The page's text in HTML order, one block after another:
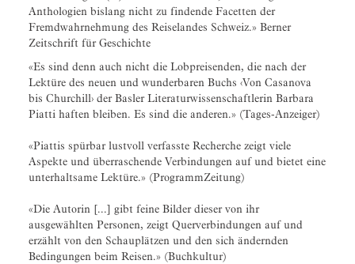
Anthologien bislang nicht zu findende Facetten der
Fremdwahrnehmung des Reiselandes Schweiz.» Berner
Zeitschrift für Geschichte
«Es sind denn auch nicht die Lobpreisenden, die nach der
Lektüre des neuen und wunderbaren Buchs ‹Von Casanova
bis Churchill› der Basler Literaturwissenschaftlerin Barbara
Piatti haften bleiben. Es sind die anderen.» (Tages-Anzeiger)
«Piattis spürbar lustvoll verfasste Recherche zeigt viele
Aspekte und überraschende Verbindungen auf und bietet eine
unterhaltsame Lektüre.» (ProgrammZeitung)
«Die Autorin [...] gibt feine Bilder dieser von ihr
ausgewählten Personen, zeigt Querverbindungen auf und
erzählt von den Schauplätzen und den sich ändernden
Bedingungen beim Reisen.» (Buchkultur)